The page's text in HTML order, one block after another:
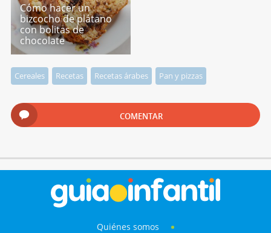
Cómo hacer un
bizcocho de plátano
con bolitas de
chocolate
Cereales Recetas Recetas árabes Pan y pizzas
COMENTAR
Quiénes somos